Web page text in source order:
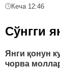
Кеча 12:46
Сўнгги
Янги қонун
чорва